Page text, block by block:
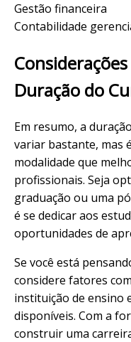
Gestão financeira
Contabilidade
Duração do
Em resumo, a
variar bastante, mas
modalidade que
profissionais. Seja
graduação ou uma
é se dedicar aos
oportunidades de
Se você está
considere fatores
instituição de ensino
disponíveis. Com a
construir uma